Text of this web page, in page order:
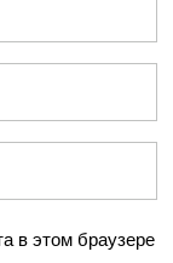
в этом браузере